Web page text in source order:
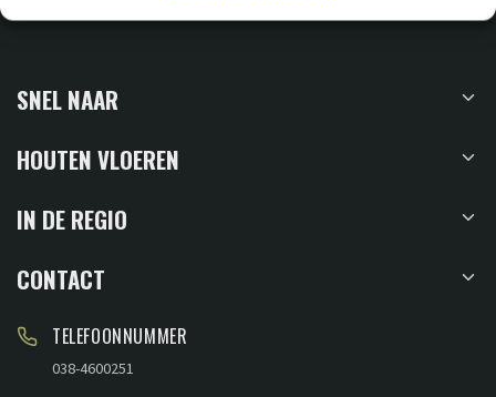
SNEL NAAR
HOUTEN VLOEREN
IN DE REGIO
CONTACT
TELEFOONNUMMER
038-4600251